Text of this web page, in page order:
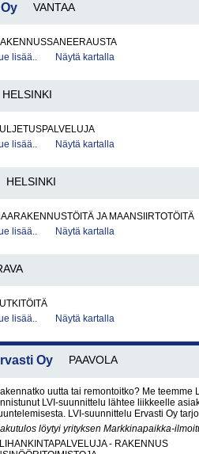
VANTAA
lisää..
Näytä kartalla
HELSINKI
lisää..
Näytä kartalla
HELSINKI
JA MAANSIIRTOTÖITÄ
lisää..
Näytä kartalla
lisää..
Näytä kartalla
Oy PAAVOLA
uutta tai remontoitko? Me teemme
LVI-suunnittelu lähtee liikkeelle
LVI-suunnittelu Ervasti Oy
löytyi yrityksen Markkinapaikka-
- RAKENNUS